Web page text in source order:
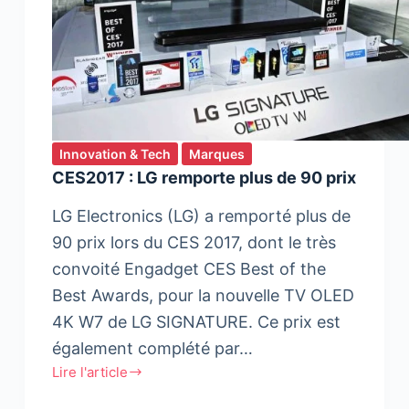
Innovation & Tech Marques
CES2017 : LG remporte plus de 90 prix
LG Electronics (LG) a remporté plus de
90 prix lors du CES 2017, dont le très
convoité Engadget CES Best of the
Best Awards, pour la nouvelle TV OLED
4K W7 de LG SIGNATURE. Ce prix est
également complété par…
Lire l'article
CES2017